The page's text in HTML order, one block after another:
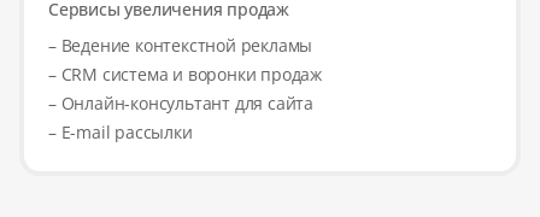
Сервисы увеличения продаж
– Ведение контекстной рекламы
– CRM система и воронки продаж
– Онлайн-консультант для сайта
– E-mail рассылки